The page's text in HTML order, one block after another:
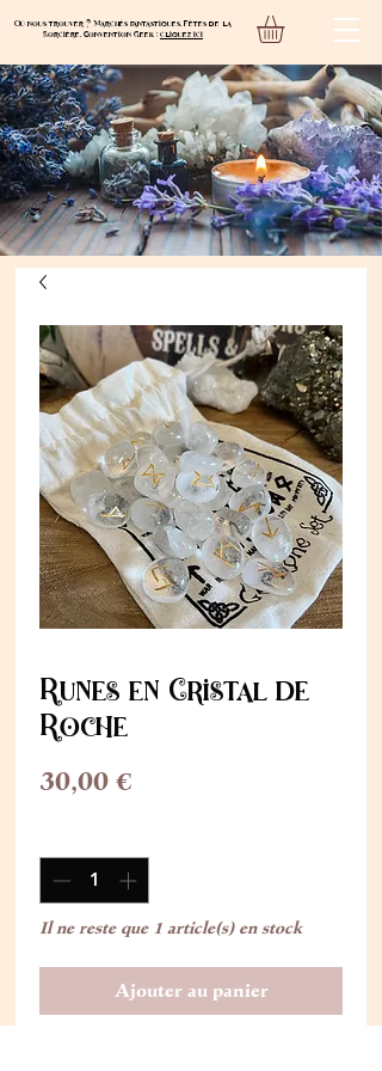
Où nous trouver ? Marchés fantastiques, Fêtes de la
Sorcière, Convention Geek : cliquez ici
Runes en Cristal de
Roche
30,00 €Prix
Il ne reste que 1 article(s) en stock
Ajouter au panier